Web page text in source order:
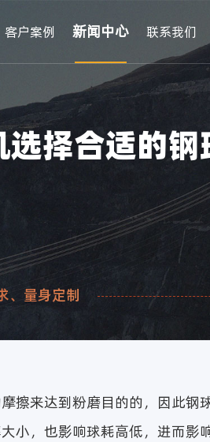
客户案例 新闻中心 联系我们
择合适的钢
、量身定制
擦来达到粉磨目的的，因此钢
小，也影响球耗高低，进而影